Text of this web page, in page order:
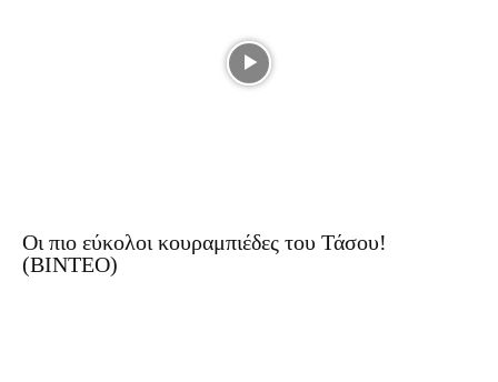
Οι πιο εύκολοι κουραμπιέδες του Τάσου!
(ΒΙΝΤΕΟ)